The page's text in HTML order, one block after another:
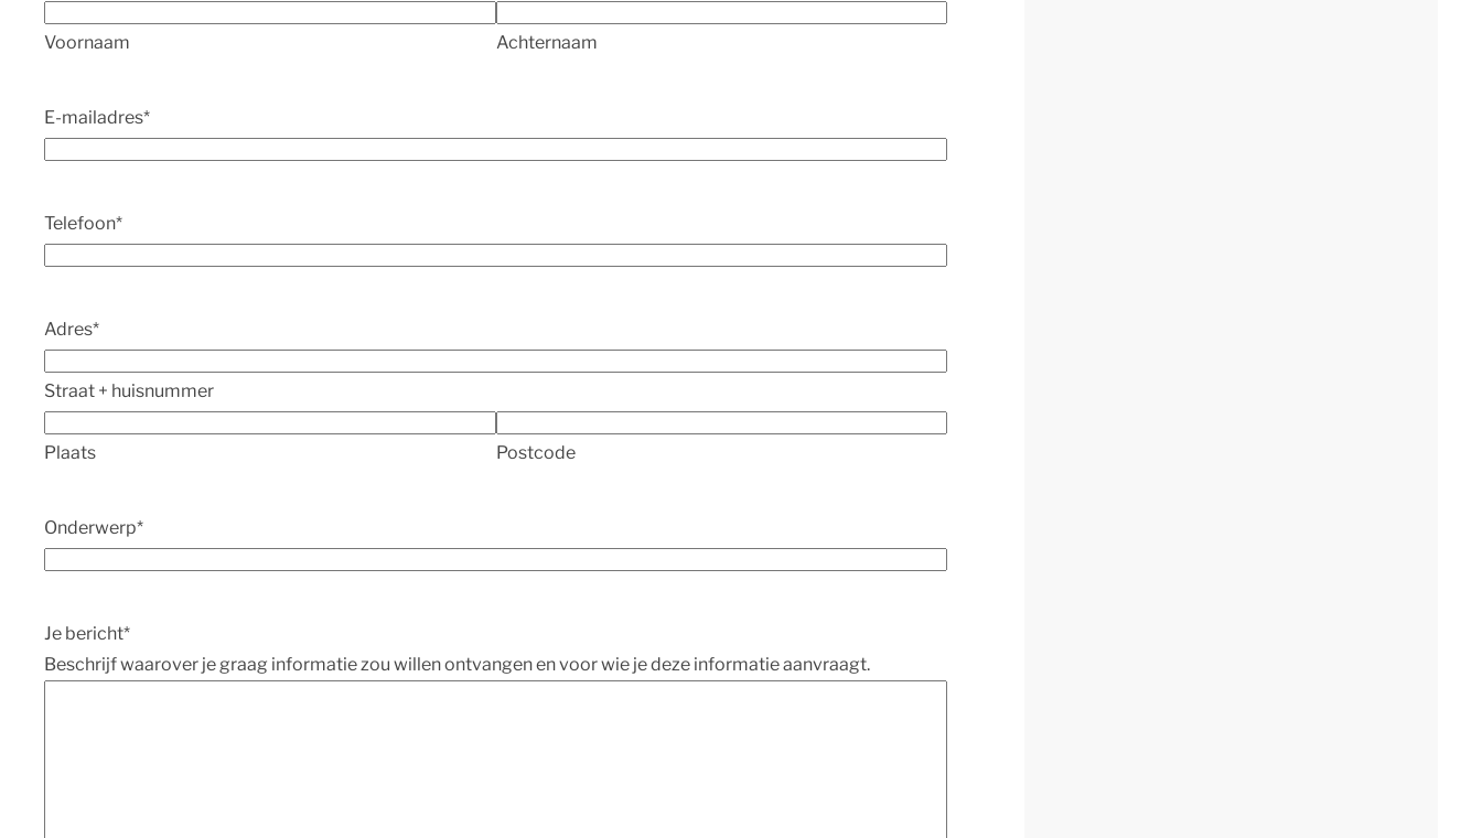
Voornaam Achternaam
E-mailadres*
Telefoon*
Adres*
Straat + huisnummer
Plaats Postcode
Onderwerp*
Je bericht*
Beschrijf waarover je graag informatie zou willen ontvangen en voor wie je deze informatie aanvraagt.